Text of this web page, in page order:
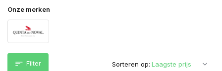
Onze merken
Filter Sorteren op: